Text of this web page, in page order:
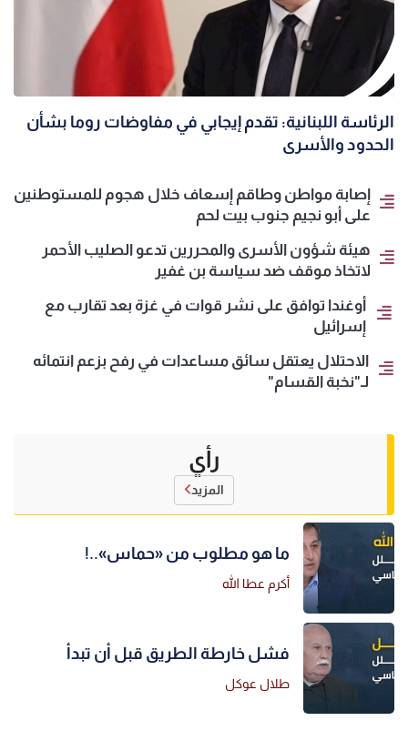
الرئاسة اللبنانية: تقدم إيجابي في مفاوضات روما بشأن
الحدود والأسرى
إصابة مواطن وطاقم إسعاف خلال هجوم للمستوطنين
على أبو نجيم جنوب بيت لحم
هيئة شؤون الأسرى والمحررين تدعو الصليب الأحمر
لاتخاذ موقف ضد سياسة بن غفير
أوغندا توافق على نشر قوات في غزة بعد تقارب مع
إسرائيل
الاحتلال يعتقل سائق مساعدات في رفح بزعم انتمائه
لـ"نخبة القسام"
رأي
المزيد
ما هو مطلوب من «حماس»..!
أكرم عطا الله
فشل خارطة الطريق قبل أن تبدأ
طلال عوكل